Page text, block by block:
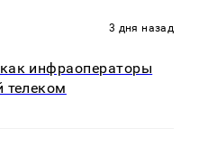
3 дня назад
инфраоператоры
телеком